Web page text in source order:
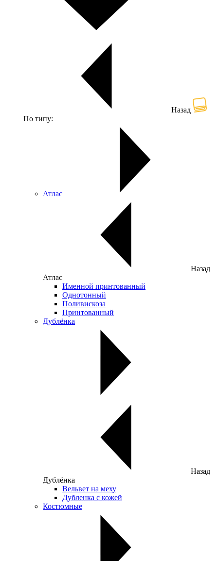
Назад
По типу:
Атлас
Назад
Атлас
Именной принтованный
Однотонный
Поливискоза
Принтованный
Дублёнка
Назад
Дублёнка
Вельвет на меху
Дубленка с кожей
Костюмные